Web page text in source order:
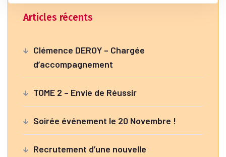
Articles récents
Clémence DEROY – Chargée
d’accompagnement
TOME 2 – Envie de Réussir
Soirée événement le 20 Novembre !
Recrutement d’une nouvelle